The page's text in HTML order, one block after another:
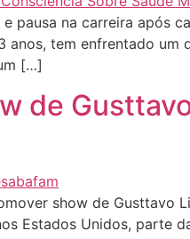
pausa na carreira após
tem enfrentado
[…]
de
show de Gusttavo
Estados Unidos, parte